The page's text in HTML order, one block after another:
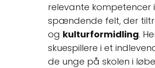
relevante
spændende felt, der
og kulturformidling.
skuespillere i et
de unge på skolen i